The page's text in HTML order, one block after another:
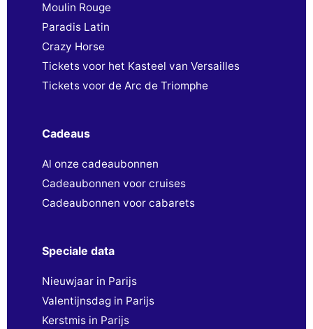
Moulin Rouge
Paradis Latin
Crazy Horse
Tickets voor het Kasteel van Versailles
Tickets voor de Arc de Triomphe
Cadeaus
Al onze cadeaubonnen
Cadeaubonnen voor cruises
Cadeaubonnen voor cabarets
Speciale data
Nieuwjaar in Parijs
Valentijnsdag in Parijs
Kerstmis in Parijs